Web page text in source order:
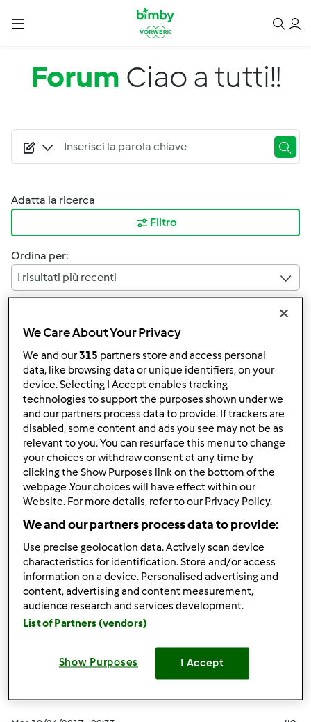
Salta al contenuto principale
Forum Ciao a tutti!!
Adatta la ricerca
Filtro
Ordina per:
I risultati più recenti
10
3 | Ultimo messaggio
Risposta rapida
mammagreen Iscritto : 19.02.2014
Gio, 11/02/2017 - 20:58
Ciao Isabella! Benvenuta 🤗
Vedrai ti troverai molto bene qui con noi 😉
In cima
Accedio registratiper poter commentare
Iscritto : 11.12.2009
We Care About Your Privacy
We and our315 partners store and access personal
data, like browsing data or unique identifiers, on your
device. Selecting I Accept enables tracking
technologies to support the purposes shown under we
and our partners process data to provide. If trackers are
disabled, some content and ads you see may not be as
relevant to you. You can resurface this menu to change
your choices or withdraw consent at any time by
clicking the Show Purposes link on the bottom of the
webpage .Your choices will have effect within our
Website. For more details, refer to our Privacy Policy.
We and our partners process data to provide:
Use precise geolocation data. Actively scan device
characteristics for identification. Store and/or access
information on a device. Personalised advertising and
content, advertising and content measurement,
audience research and services development.
List of Partners (vendors)
Show Purposes I Accept